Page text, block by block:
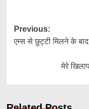
Post
navigation
Previous:
एम्स से छुट्टी मिलने के बाद
मेरे